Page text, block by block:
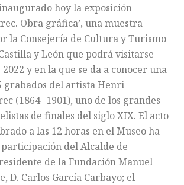
hoy la exposición
Obra gráfica’, una muestra
la Consejería de Cultura y Turismo
y León que podrá visitarse
y en la que se da a conocer una
grabados del artista Henri
(1864- 1901), uno de los grandes
de finales del siglo XIX. El acto
a las 12 horas en el Museo ha
del Alcalde de
de la Fundación Manuel
D. Carlos García Carbayo; el